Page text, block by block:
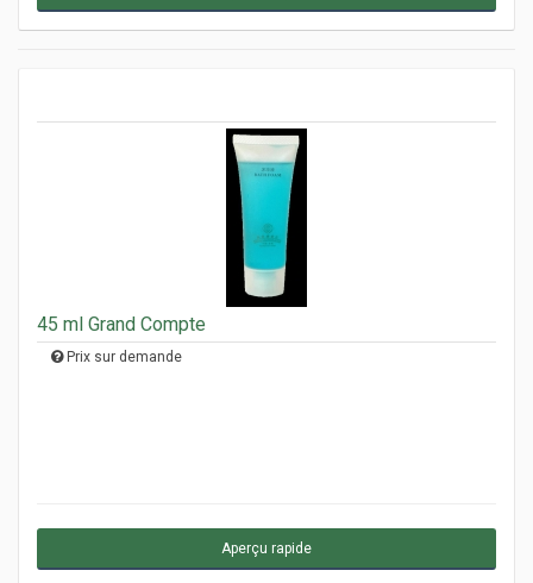
45 ml Grand Compte
Prix sur demande
Aperçu rapide